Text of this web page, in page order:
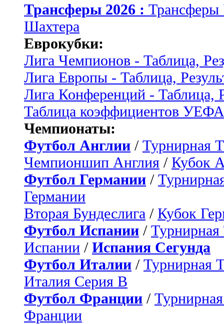
Трансферы 2026 :
Шахтера
Еврокубки:
Лига Чемпионов - Таблица,
Лига Европы - Таблица,
Лига Конференций - Таблица,
Таблица коэффициентов УЕФА
Чемпионаты:
Футбол Англии / Турнирная
Чемпионшип Англия / Кубок
Футбол Германии /
Германии
Вторая Бундеслига / Кубок
Футбол Испании / Турнирная
Испании / Испания Сегунда
Футбол Италии / Турнирная
Италия Серия B
Футбол Франции /
Франции